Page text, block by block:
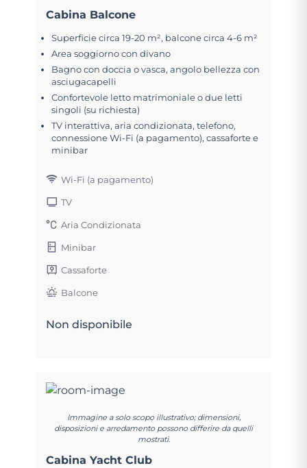
Cabina Balcone
Superficie circa 19-20 m², balcone circa 4-6 m²
Area soggiorno con divano
Bagno con doccia o vasca, angolo bellezza con
asciugacapelli
Confortevole letto matrimoniale o due letti
singoli (su richiesta)
TV interattiva, aria condizionata, telefono,
connessione Wi-Fi (a pagamento), cassaforte e
minibar
Wi-Fi (a pagamento)
TV
Aria Condizionata
Minibar
Cassaforte
Balcone
Non disponibile
Immagine a solo scopo illustrativo; dimensioni,
disposizioni e arredamento possono differire da quelli
mostrati.
Cabina Yacht Club